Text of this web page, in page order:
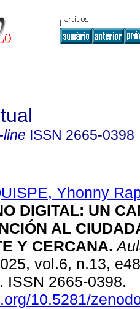
line ISSN 2665-0398
Yhonny
DIGITAL: UN
AL
Y CERCANA.
vol.6, n.13,
ISSN 2665-0398.
10.5281/